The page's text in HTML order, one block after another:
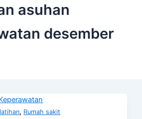
asuhan
desember
, Rumah sakit